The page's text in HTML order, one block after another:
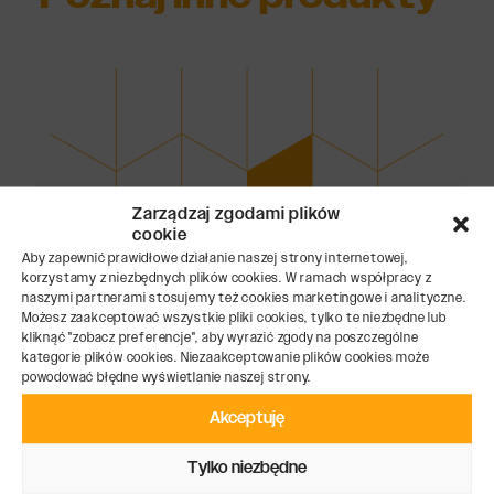
Zarządzaj zgodami plików
cookie
Aby zapewnić prawidłowe działanie naszej strony internetowej,
korzystamy z niezbędnych plików cookies. W ramach współpracy z
naszymi partnerami stosujemy też cookies marketingowe i analityczne.
Możesz zaakceptować wszystkie pliki cookies, tylko te niezbędne lub
kliknąć "zobacz preferencje", aby wyrazić zgody na poszczególne
kategorie plików cookies. Niezaakceptowanie plików cookies może
powodować błędne wyświetlanie naszej strony.
Akceptuję
Tylko niezbędne